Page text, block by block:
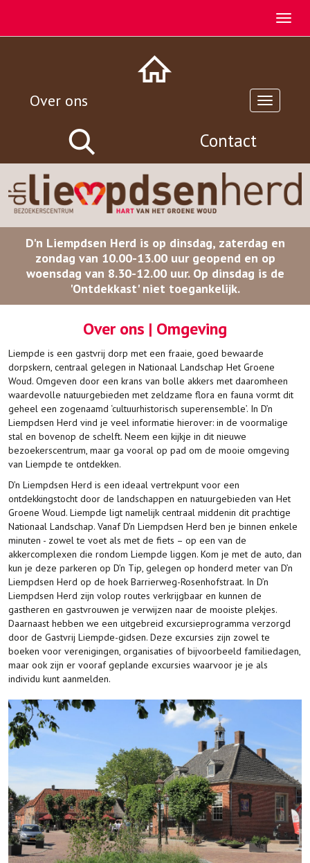
Over ons
Contact
D'n Liempdsen Herd is op dinsdag, zaterdag en
zondag van 10.00-13.00 uur geopend en op
woensdag van 8.30-12.00 uur. Op dinsdag is de
'Ontdekkast' niet toegankelijk.
Over ons | Omgeving
Liempde is een gastvrij dorp met een fraaie, goed bewaarde
dorpskern, centraal gelegen in Nationaal Landschap Het Groene
Woud. Omgeven door een krans van bolle akkers met daaromheen
waardevolle natuurgebieden met zeldzame flora en fauna vormt dit
geheel een zogenaamd ‘cultuurhistorisch superensemble’. In D’n
Liempdsen Herd vind je veel informatie hierover: in de voormalige
stal en bovenop de schelft. Neem een kijkje in dit nieuwe
bezoekerscentrum, maar ga vooral op pad om de mooie omgeving
van Liempde te ontdekken.
D’n Liempdsen Herd is een ideaal vertrekpunt voor een
ontdekkingstocht door de landschappen en natuurgebieden van Het
Groene Woud. Liempde ligt namelijk centraal middenin dit prachtige
Nationaal Landschap. Vanaf D’n Liempdsen Herd ben je binnen enkele
minuten - zowel te voet als met de fiets – op een van de
akkercomplexen die rondom Liempde liggen. Kom je met de auto, dan
kun je deze parkeren op D’n Tip, gelegen op honderd meter van D’n
Liempdsen Herd op de hoek Barrierweg-Rosenhofstraat. In D’n
Liempdsen Herd zijn volop routes verkrijgbaar en kunnen de
gastheren en gastvrouwen je verwijzen naar de mooiste plekjes.
Daarnaast hebben we een uitgebreid excursieprogramma verzorgd
door de Gastvrij Liempde-gidsen. Deze excursies zijn zowel te
boeken voor verenigingen, organisaties of bijvoorbeeld familiedagen,
maar ook zijn er vooraf geplande excursies waarvoor je je als
individu kunt aanmelden.